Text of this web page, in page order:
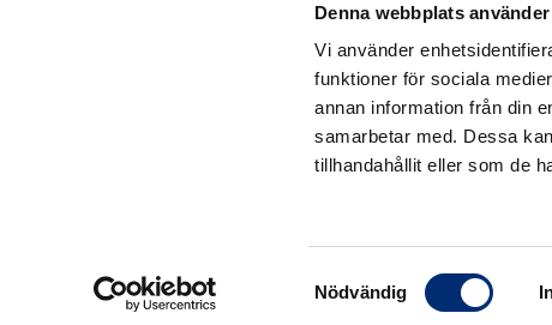
Denna webbplats
Vi använder
funktioner för sociala
annan information från din
samarbetar med. Dessa
tillhandahållit eller som de
Samtyckesval
Nödvändig